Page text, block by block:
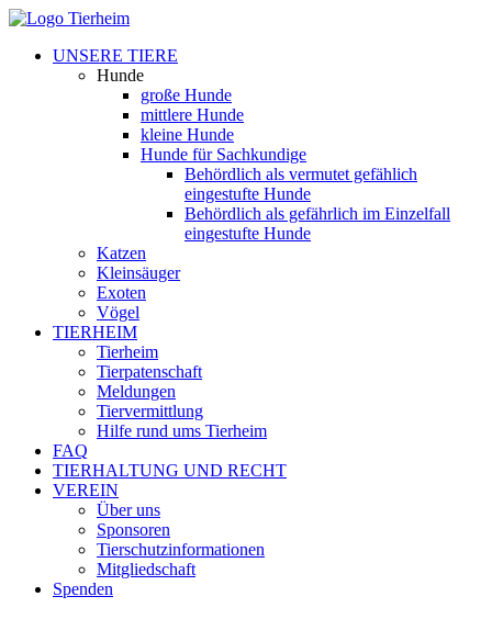
UNSERE TIERE
Hunde
große Hunde
mittlere Hunde
kleine Hunde
Hunde für Sachkundige
Behördlich als vermutet gefählich
eingestufte Hunde
Behördlich als gefährlich im Einzelfall
eingestufte Hunde
Katzen
Kleinsäuger
Exoten
Vögel
TIERHEIM
Tierheim
Tierpatenschaft
Meldungen
Tiervermittlung
Hilfe rund ums Tierheim
FAQ
TIERHALTUNG UND RECHT
VEREIN
Über uns
Sponsoren
Tierschutzinformationen
Mitgliedschaft
Spenden